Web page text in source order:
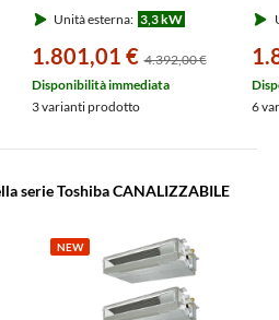
M[07|07]U2DVG-E
Unità esterna: 3,3 kW
1.801,01 € 4.392,00 €
Disponibilità immediata
3 varianti prodotto
6
serie Toshiba CANALIZZABILE
NEW